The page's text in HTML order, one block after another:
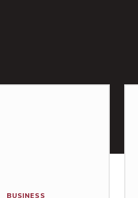
BUSINESS